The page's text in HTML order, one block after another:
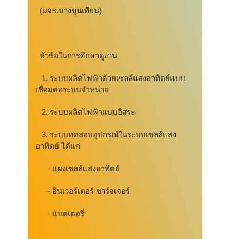
(มจธ.บางขุนเทียน)
หัวข้อในการศึกษาดูงาน
1. ระบบผลิตไฟฟ้าด้วยเซลล์แสงอาทิตย์แบบ
เชื่อมต่อระบบจำหน่าย
2. ระบบผลิตไฟฟ้าแบบอิสระ
3. ระบบทดสอบอุปกรณ์ในระบบเซลล์แสง
อาทิตย์ ได้แก่
- แผงเซลล์แสงอาทิตย์
- อินเวอร์เตอร์ ชาร์จเจอร์
- แบตเตอรี่